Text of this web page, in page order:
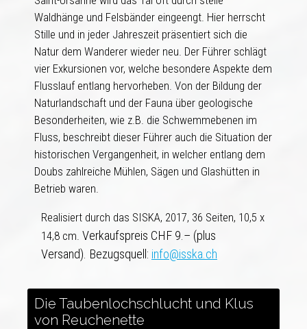
Waldhänge und Felsbänder eingeengt. Hier herrscht
Stille und in jeder Jahreszeit präsentiert sich die
Natur dem Wanderer wieder neu. Der Führer schlägt
vier Exkursionen vor, welche besondere Aspekte dem
Flusslauf entlang hervorheben. Von der Bildung der
Naturlandschaft und der Fauna über geologische
Besonderheiten, wie z.B. die Schwemmebenen im
Fluss, beschreibt dieser Führer auch die Situation der
historischen Vergangenheit, in welcher entlang dem
Doubs zahlreiche Mühlen, Sägen und Glashütten in
Betrieb waren.
Realisiert durch das SISKA, 2017, 36 Seiten, 10,5 x
14,8 cm. Verkaufspreis CHF 9.– (plus
Versand). Bezugsquell: info@isska.ch
Die Taubenlochschlucht und Klus
von Reuchenette